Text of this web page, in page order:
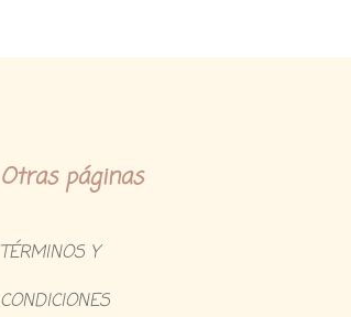
Otras páginas
TÉRMINOS Y
CONDICIONES